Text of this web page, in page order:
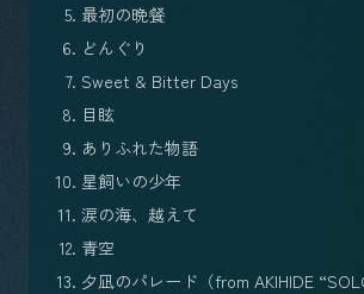
最初の晩餐
どんぐり
Sweet & Bitter Days
目眩
ありふれた物語
星飼いの少年
涙の海、越えて
青空
夕凪のパレード（from AKIHIDE